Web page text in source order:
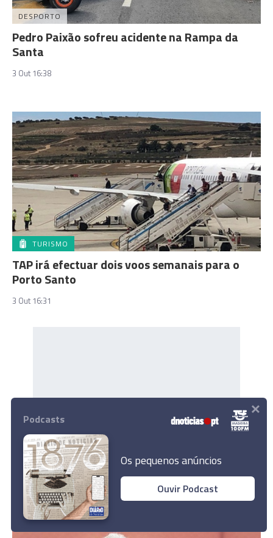
DESPORTO
Pedro Paixão sofreu acidente na Rampa da
Santa
3 Out 16:38
TURISMO
TAP irá efectuar dois voos semanais para o
Porto Santo
3 Out 16:31
Podcasts
Os pequenos anúncios
Ouvir Podcast
×